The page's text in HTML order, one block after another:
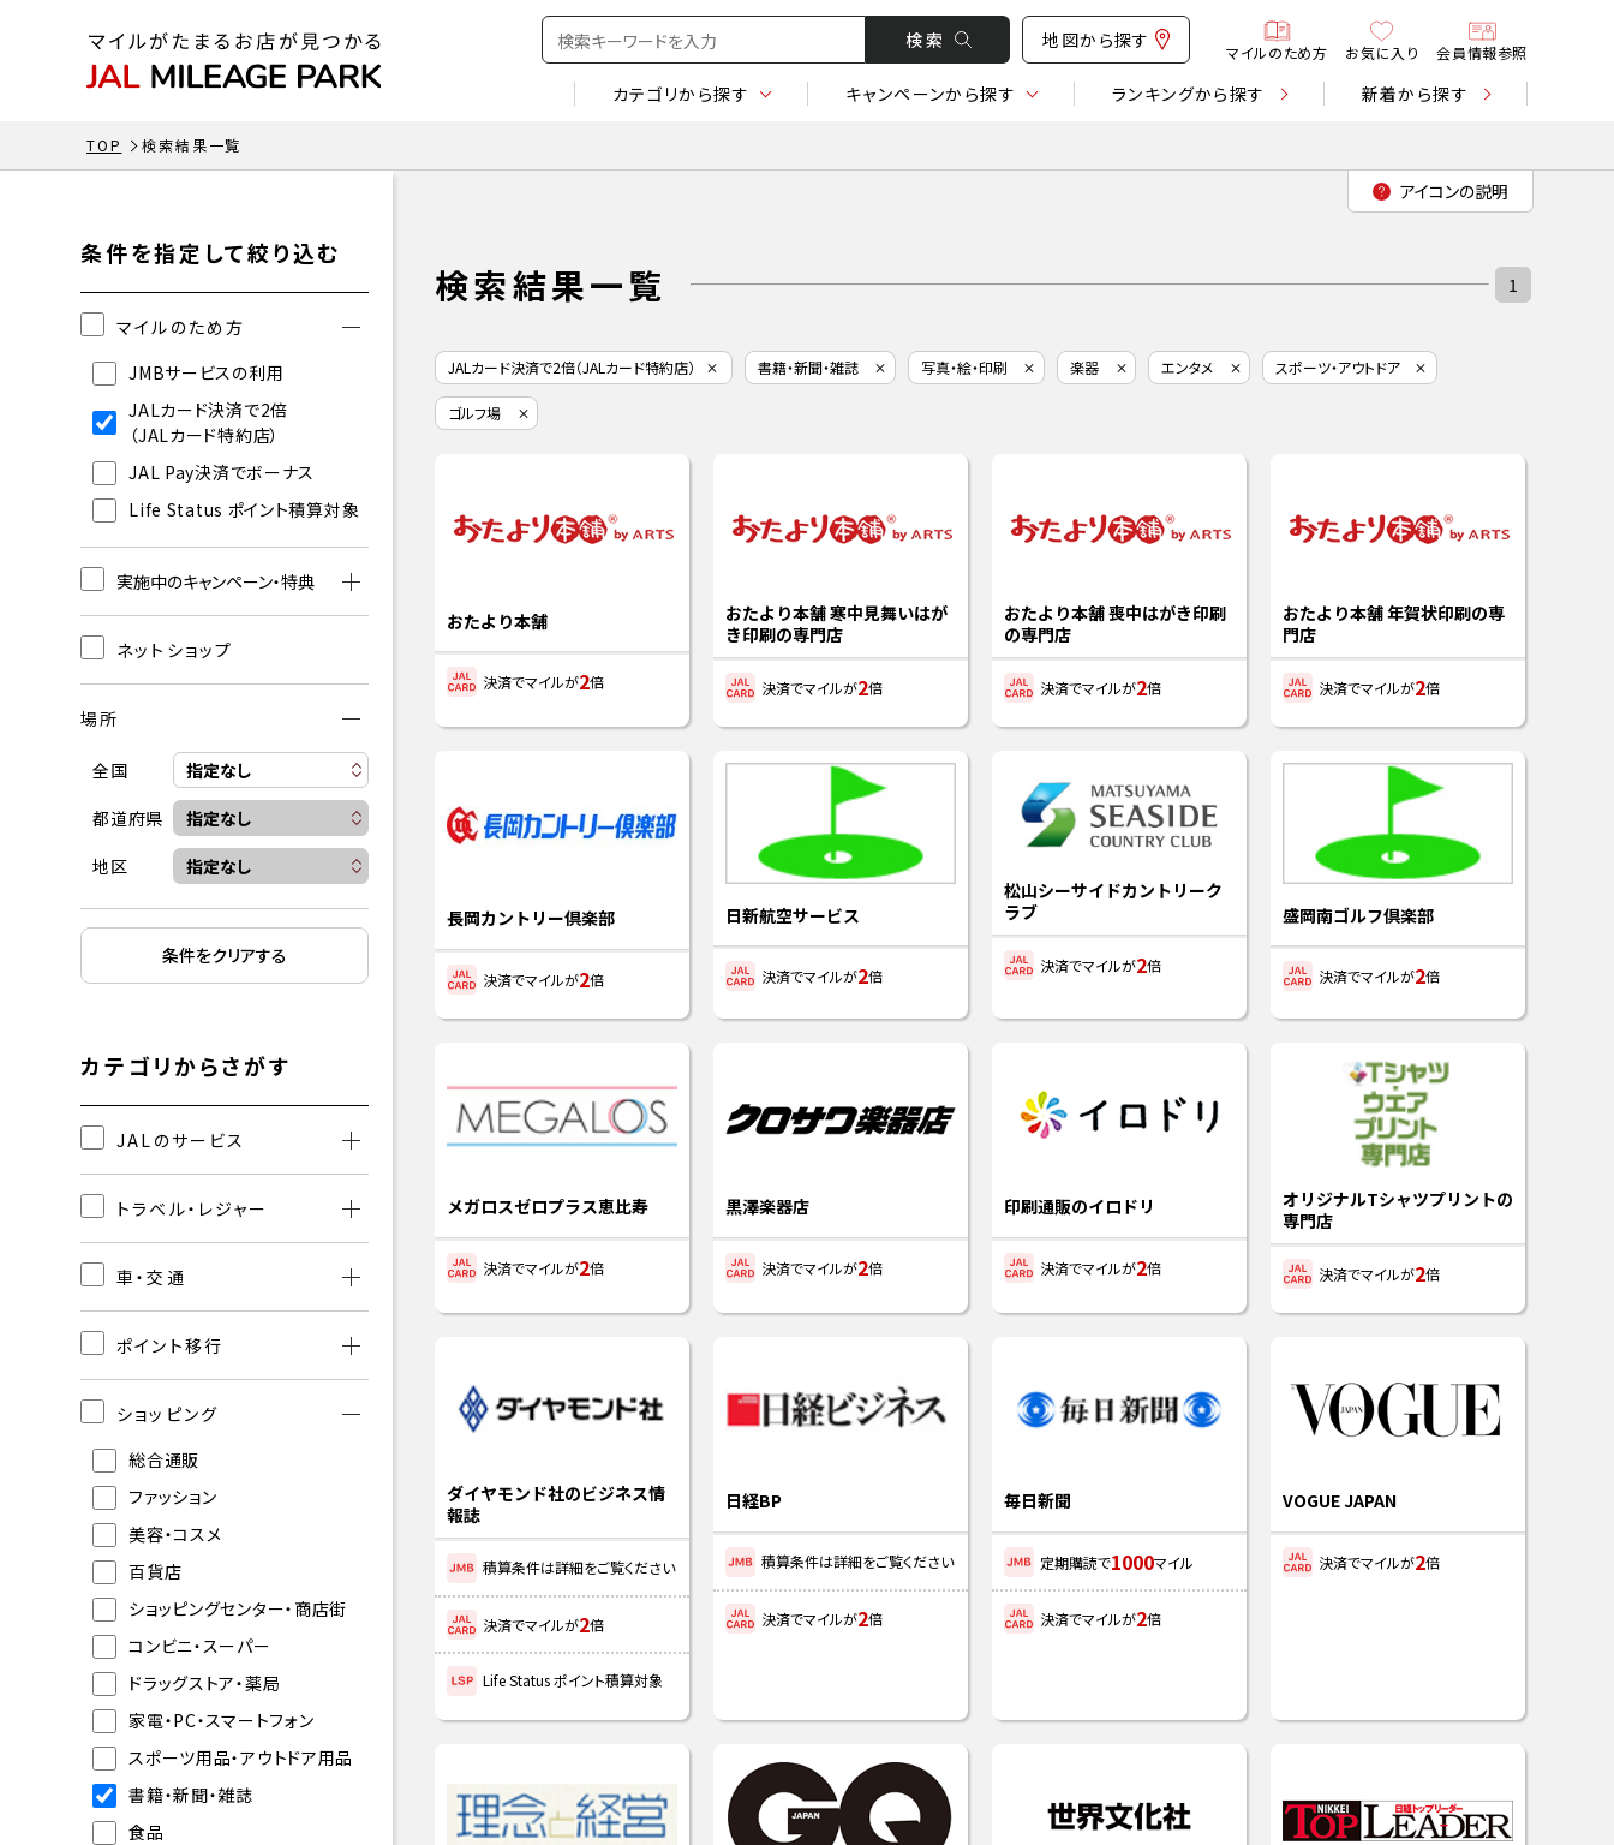
検 索 地図から探す
マイルのため方 お気に入り 会員情報参照
カテゴリから探す キャンペーンから探す ランキングから探す 新着から探す
TOP 検索結果一覧
条件を指定して絞り込む
マイルのため方
JMBサービスの利用
JALカード決済で2倍
（JALカード特約店）
JAL Pay決済でボーナス
Life Status ポイント積算対象
実施中のキャンペーン・特典
ネットショップ
場所
全国
都道府県
地区
条件をクリアする
カテゴリからさがす
JALのサービス
トラベル・レジャー
車・交通
ポイント移行
ショッピング
総合通販
ファッション
美容・コスメ
百貨店
ショッピングセンター・商店街
コンビニ・スーパー
ドラッグストア・薬局
家電・PC・スマートフォン
スポーツ用品・アウトドア用品
書籍・新聞・雑誌
食品
検索結果一覧 1
JALカード決済で2倍（JALカード特約店） 書籍・新聞・雑誌 写真・絵・印刷 楽器 エンタメ スポーツ・アウトドア
ゴルフ場
おたより本舗
決済でマイルが2倍
おたより本舗 寒中見舞いはが
き印刷の専門店
決済でマイルが2倍
おたより本舗 喪中はがき印刷
の専門店
決済でマイルが2倍
おたより本舗 年賀状印刷の専
門店
決済でマイルが2倍
長岡カントリー倶楽部
決済でマイルが2倍
日新航空サービス
決済でマイルが2倍
松山シーサイドカントリーク
ラブ
決済でマイルが2倍
盛岡南ゴルフ倶楽部
決済でマイルが2倍
メガロスゼロプラス恵比寿
決済でマイルが2倍
黒澤楽器店
決済でマイルが2倍
印刷通販のイロドリ
決済でマイルが2倍
オリジナルTシャツプリントの
専門店
決済でマイルが2倍
ダイヤモンド社のビジネス情
報誌
積算条件は詳細をご覧ください
決済でマイルが2倍
Life Status ポイント積算対象
日経BP
積算条件は詳細をご覧ください
決済でマイルが2倍
毎日新聞
定期購読で1000マイル
決済でマイルが2倍
VOGUE JAPAN
決済でマイルが2倍